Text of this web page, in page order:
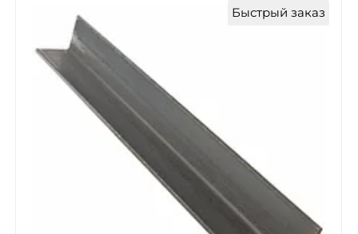
Быстрый заказ